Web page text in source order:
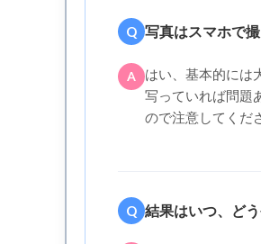
Q 写真はスマホで
A
はい、基本的には
写っていれば問題
ので注意してくだ
Q 結果はいつ、ど